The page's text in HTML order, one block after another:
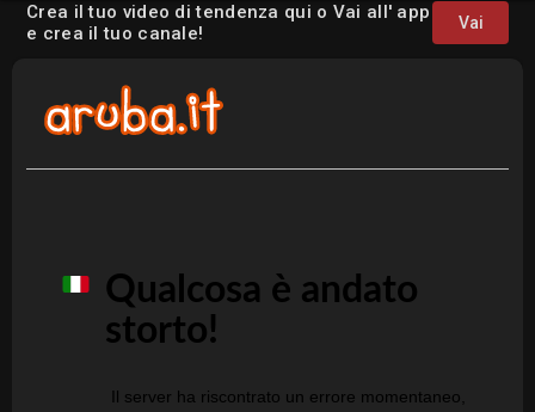
Crea il tuo video di tendenza qui o Vai all' app
e crea il tuo canale!
Vai